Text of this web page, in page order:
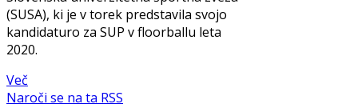
(SUSA), ki je v torek predstavila svojo
kandidaturo za SUP v floorballu leta
2020.
Več
Naroči se na ta RSS